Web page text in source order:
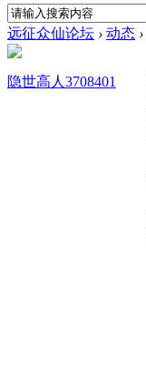
远征众仙论坛 › 动态 ›
隐世高人3708401